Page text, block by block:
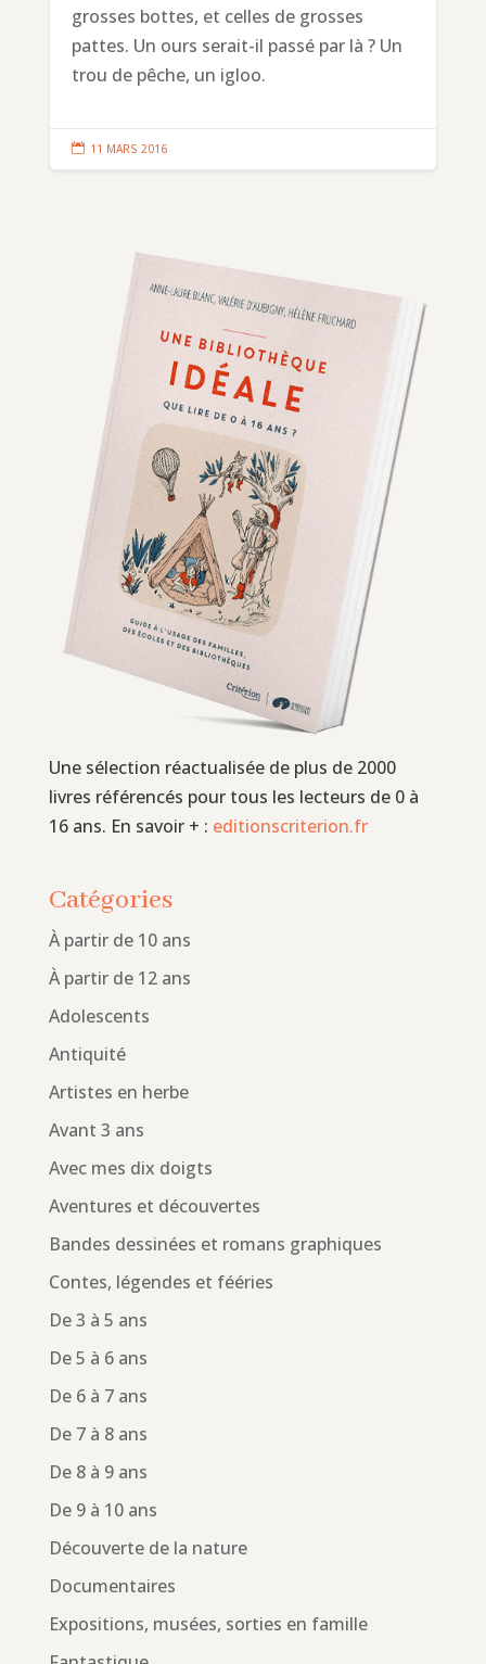
grosses bottes, et celles de grosses
pattes. Un ours serait-il passé par là ? Un
trou de pêche, un igloo.
 11 MARS 2016
Une sélection réactualisée de plus de 2000
livres référencés pour tous les lecteurs de 0 à
16 ans. En savoir + : editionscriterion.fr
Catégories
À partir de 10 ans
À partir de 12 ans
Adolescents
Antiquité
Artistes en herbe
Avant 3 ans
Avec mes dix doigts
Aventures et découvertes
Bandes dessinées et romans graphiques
Contes, légendes et fééries
De 3 à 5 ans
De 5 à 6 ans
De 6 à 7 ans
De 7 à 8 ans
De 8 à 9 ans
De 9 à 10 ans
Découverte de la nature
Documentaires
Expositions, musées, sorties en famille